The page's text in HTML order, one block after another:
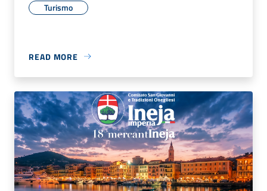
Turismo
READ MORE